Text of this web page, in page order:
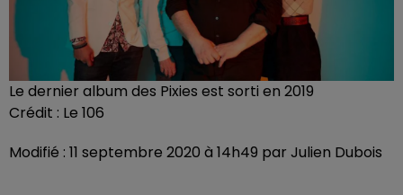
Le dernier album des Pixies est sorti en 2019
Crédit : Le 106
Modifié : 11 septembre 2020 à 14h49 par Julien Dubois